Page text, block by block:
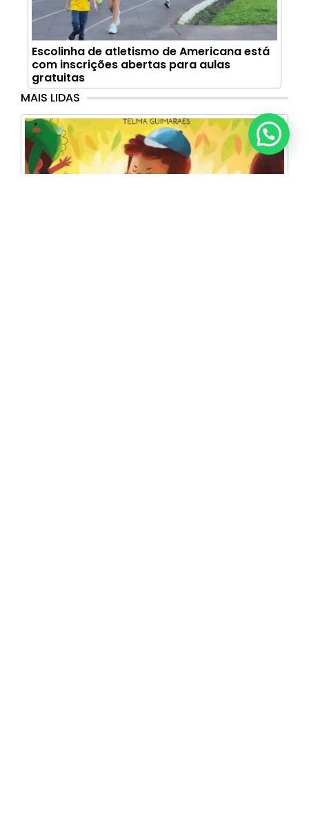
Escolinha de atletismo de Americana está
com inscrições abertas para aulas
gratuitas
MAIS LIDAS
Anunciar ou recomendar matéria